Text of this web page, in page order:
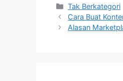
Kategori
Tak Berkategori
Cara Buat
Alasan